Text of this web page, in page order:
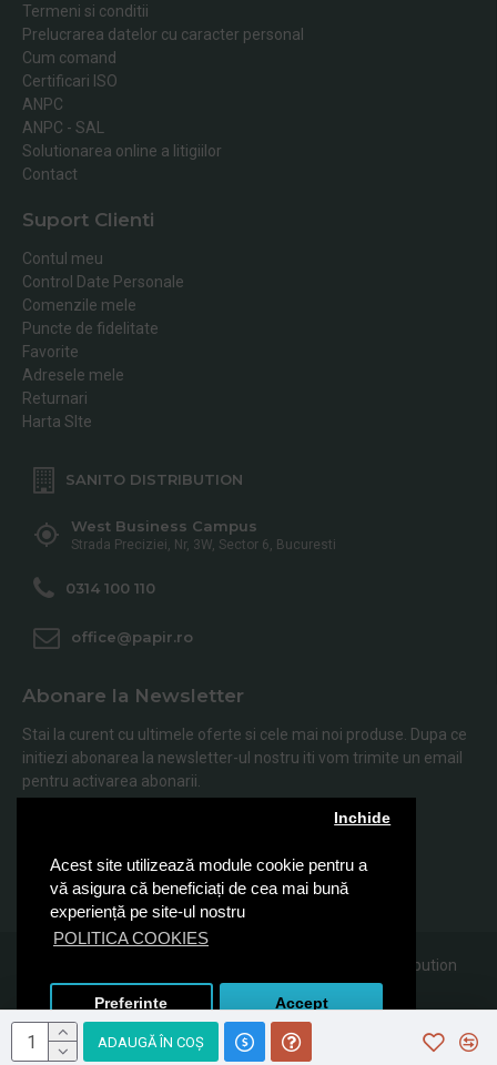
Acest site utilizează module cookie pentru a
vă asigura că beneficiați de cea mai bună
experiență pe site-ul nostru
POLITICA COOKIES
Inchide
Preferinte Accept
ADAUGĂ ÎN COŞ
Termeni si conditii
Prelucrarea datelor cu caracter personal
Cum comand
Certificari ISO
ANPC
ANPC - SAL
Solutionarea online a litigiilor
Contact
Suport Clienti
Contul meu
Control Date Personale
Comenzile mele
Puncte de fidelitate
Favorite
Adresele mele
Returnari
Harta SIte
SANITO DISTRIBUTION
West Business Campus
Strada Preciziei, Nr, 3W, Sector 6, Bucuresti
0314 100 110
office@papir.ro
Abonare la Newsletter
Stai la curent cu ultimele oferte si cele mai noi produse. Dupa ce
initiezi abonarea la newsletter-ul nostru iti vom trimite un email
pentru activarea abonarii.
Abonare
Am citit şi sunt de acord cu Politica de Confidentialitate
© 2019, Papir.ro, Toate drepturile rezervate Sanito Distribution